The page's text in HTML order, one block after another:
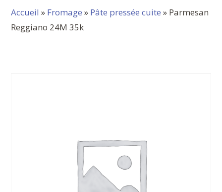
Accueil » Fromage » Pâte pressée cuite » Parmesan
Reggiano 24M 35k